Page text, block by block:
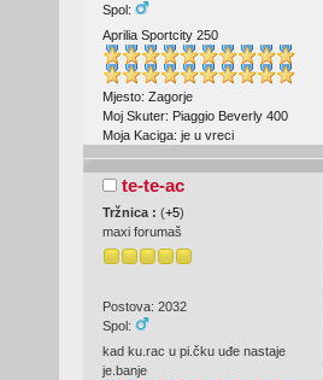
Spol:
Aprilia Sportcity 250
Mjesto: Zagorje
Moj Skuter: Piaggio Beverly 400
Moja Kaciga: je u vreci
te-te-ac
Tržnica : (+5)
maxi forumaš
Postova: 2032
Spol:
kad ku.rac u pi.čku uđe nastaje
je.banje